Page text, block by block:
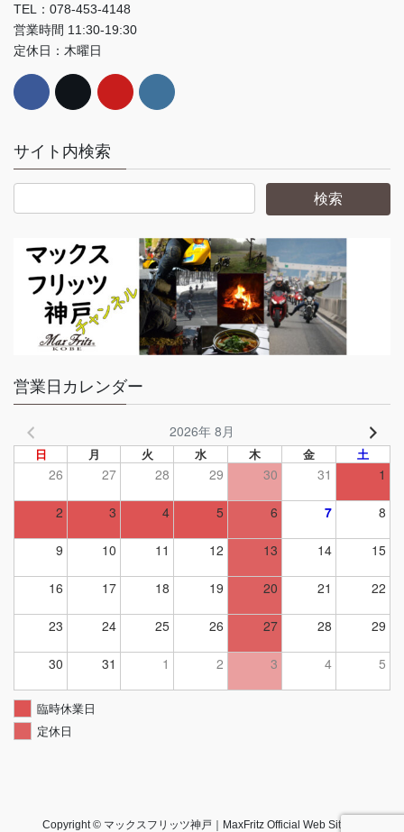
TEL：078-453-4148
営業時間 11:30-19:30
定休日：木曜日
サイト内検索
営業日カレンダー
2026年 8月
日 月 火 水 木 金 土
26 27 28 29 30 31 1
2 3 4 5 6 7 8
9 10 11 12 13 14 15
16 17 18 19 20 21 22
23 24 25 26 27 28 29
30 31 1 2 3 4 5
臨時休業日
定休日
Copyright © マックスフリッツ神戸｜MaxFritz Official Web Site All